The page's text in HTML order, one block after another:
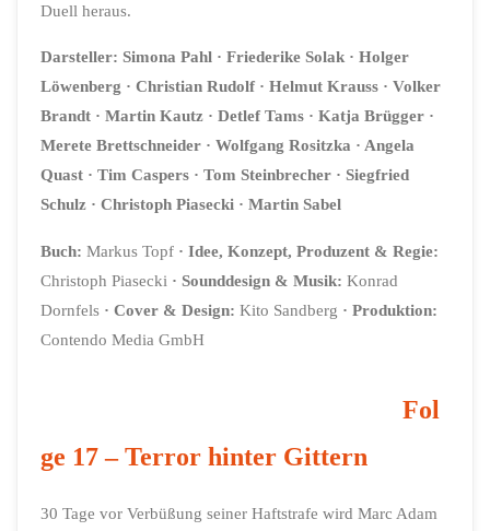
Duell heraus.
Darsteller:Simona Pahl · Friederike Solak· Holger
Löwenberg · Christian Rudolf · Helmut Krauss · Volker
Brandt · Martin Kautz · Detlef Tams · Katja Brügger ·
Merete Brettschneider · Wolfgang Rositzka · Angela
Quast · Tim Caspers · Tom Steinbrecher · Siegfried
Schulz · Christoph Piasecki · Martin Sabel
Buch: Markus Topf ·Idee, Konzept, Produzent & Regie:
Christoph Piasecki ·Sounddesign & Musik: Konrad
Dornfels ·Cover & Design: Kito Sandberg · Produktion:
Contendo Media GmbH
Fol
ge 17 – Terror hinter Gittern
30 Tage vor Verbüßung seiner Haftstrafe wird Marc Adam